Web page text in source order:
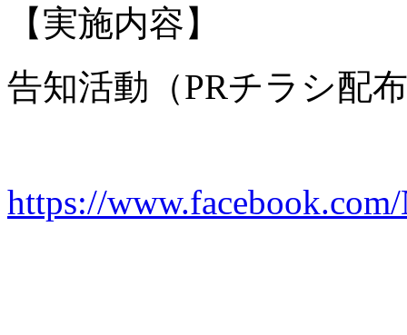
【実施内容】
告知活動（PRチラシ配
https://